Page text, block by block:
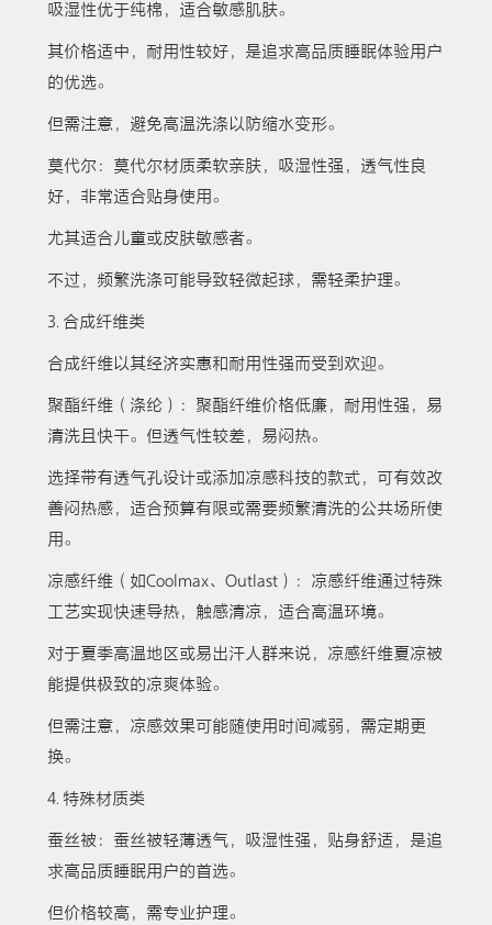
吸湿性优于纯棉，适合敏感肌肤。
其价格适中，耐用性较好，是追求高品质睡眠体验用户
的优选。
但需注意，避免高温洗涤以防缩水变形。
莫代尔：莫代尔材质柔软亲肤，吸湿性强，透气性良
好，非常适合贴身使用。
尤其适合儿童或皮肤敏感者。
不过，频繁洗涤可能导致轻微起球，需轻柔护理。
3. 合成纤维类
合成纤维以其经济实惠和耐用性强而受到欢迎。
聚酯纤维（涤纶）：聚酯纤维价格低廉，耐用性强，易
清洗且快干。但透气性较差，易闷热。
选择带有透气孔设计或添加凉感科技的款式，可有效改
善闷热感，适合预算有限或需要频繁清洗的公共场所使
用。
凉感纤维（如Coolmax、Outlast）：凉感纤维通过特殊
工艺实现快速导热，触感清凉，适合高温环境。
对于夏季高温地区或易出汗人群来说，凉感纤维夏凉被
能提供极致的凉爽体验。
但需注意，凉感效果可能随使用时间减弱，需定期更
换。
4. 特殊材质类
蚕丝被：蚕丝被轻薄透气，吸湿性强，贴身舒适，是追
求高品质睡眠用户的首选。
但价格较高，需专业护理。